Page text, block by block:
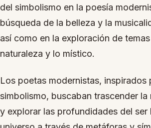
del simbolismo en la poesía
búsqueda de la belleza y la
así como en la exploración de
naturaleza y lo místico.
Los poetas modernistas, inspirados
simbolismo, buscaban trascender la
y explorar las profundidades del ser